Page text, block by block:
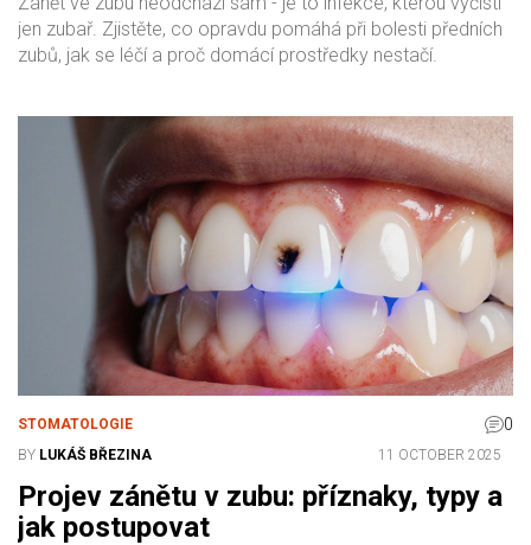
jen zubař. Zjistěte, co opravdu pomáhá při bolesti předních
zubů, jak se léčí a proč domácí prostředky nestačí.
STOMATOLOGIE 0
BY LUKÁŠ BŘEZINA 11 OCTOBER 2025
Projev zánětu v zubu: příznaky, typy a
jak postupovat